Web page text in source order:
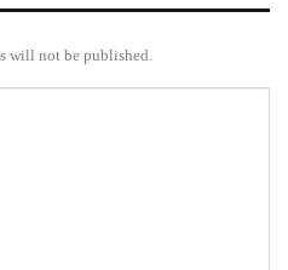
will not be published.